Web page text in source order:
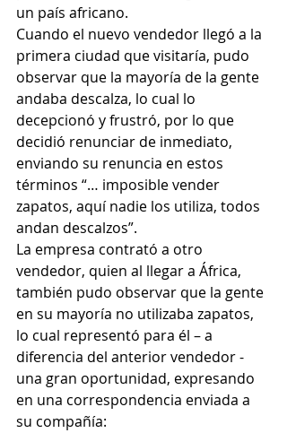
un país africano.
Cuando el nuevo vendedor llegó a la
primera ciudad que visitaría, pudo
observar que la mayoría de la gente
andaba descalza, lo cual lo
decepcionó y frustró, por lo que
decidió renunciar de inmediato,
enviando su renuncia en estos
términos “… imposible vender
zapatos, aquí nadie los utiliza, todos
andan descalzos”.
La empresa contrató a otro
vendedor, quien al llegar a África,
también pudo observar que la gente
en su mayoría no utilizaba zapatos,
lo cual representó para él – a
diferencia del anterior vendedor -
una gran oportunidad, expresando
en una correspondencia enviada a
su compañía: